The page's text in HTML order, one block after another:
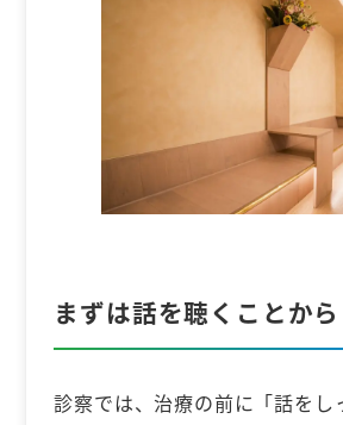
まずは話を聴くことから
診察では、治療の前に「話をし